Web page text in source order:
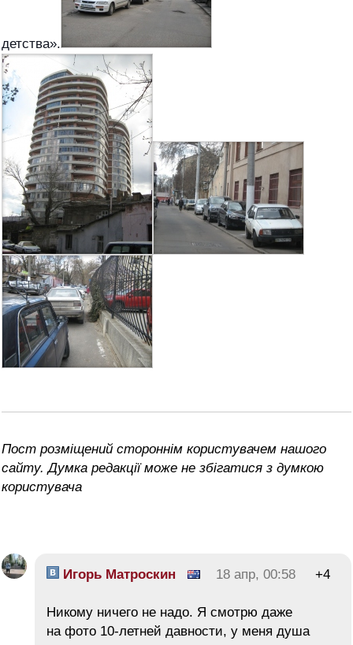
детства».
Пост розміщений стороннім користувачем нашого
сайту. Думка редакції може не збігатися з думкою
користувача
Игорь Матроскин 18 апр, 00:58 +4
Никому ничего не надо. Я смотрю даже
на фото 10-летней давности, у меня душа